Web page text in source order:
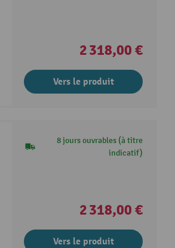
2 318,00 €
Vers le produit
8 jours ouvrables (à titre
indicatif)
2 318,00 €
Vers le produit